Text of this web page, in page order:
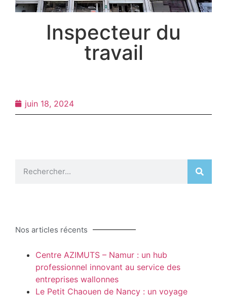
Inspecteur du
travail
juin 18, 2024
Nos articles récents
Centre AZIMUTS – Namur : un hub
professionnel innovant au service des
entreprises wallonnes
Le Petit Chaouen de Nancy : un voyage